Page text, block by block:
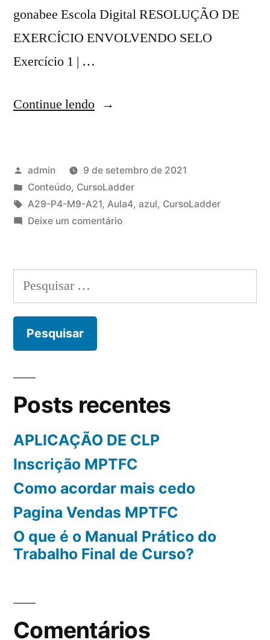
gonabee Escola Digital RESOLUÇÃO DE
EXERCÍCIO ENVOLVENDO SELO
Exercício 1 | …
Continue lendo“Circuito
na
linguagem
ladder”
Publicado
por
admin
9 de setembro de 2021
Publicado
em
Conteúdo, CursoLadder
Tags:
A29-P4-M9-A21, Aula4, azul, CursoLadder
Deixe um comentárioem
selo
linguagem
Pesquisar
por:
Posts recentes
APLICAÇÃO DE CLP
Inscrição MPTFC
Como acordar mais cedo
Pagina Vendas MPTFC
O que é o Manual Prático do
Trabalho Final de Curso?
Comentários